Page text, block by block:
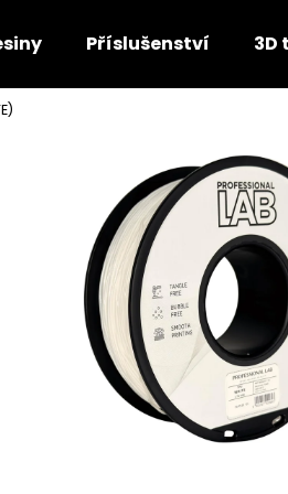
Příslušenství 3D
Co potřebujete najít?
Doporučujeme